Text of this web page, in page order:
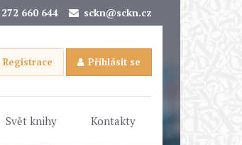
660 644 sckn@sckn.cz
Registrace Přihlásit se
Svět knihy Kontakty